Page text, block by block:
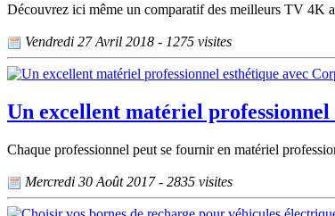
Découvrez ici même un comparatif des meilleurs TV 4K
Vendredi 27 Avril 2018 - 1275 visites
Un excellent matériel
Chaque professionnel peut se fournir en matériel
Mercredi 30 Août 2017 - 2835 visites